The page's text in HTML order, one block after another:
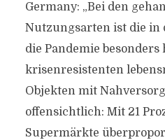
Germany: „Bei den
Nutzungsarten ist die in
die Pandemie
krisenresistenten
Objekten mit
offensichtlich: Mit 21
Supermärkte